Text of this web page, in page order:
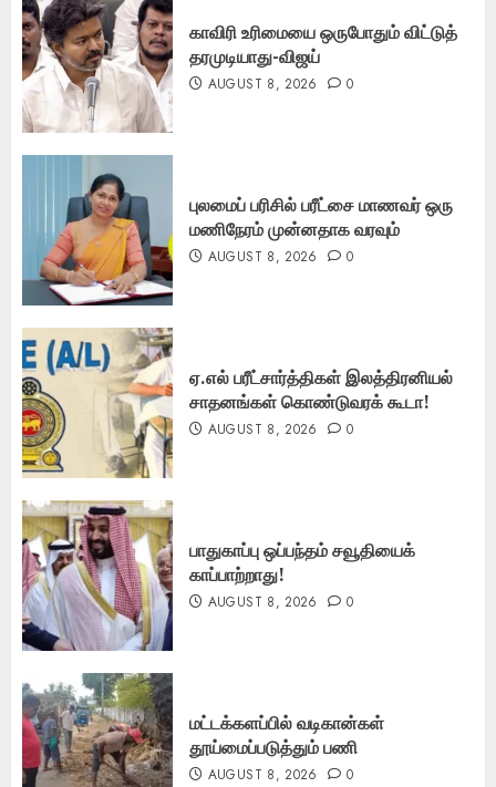
காவிரி உரிமையை ஒருபோதும் விட்டுத்
தரமுடியாது-விஜய்
AUGUST 8, 2026 0
புலமைப் பரிசில் பரீட்சை மாணவர் ஒரு
மணிநேரம் முன்னதாக வரவும்
AUGUST 8, 2026 0
ஏ.எல் பரீட்சார்த்திகள் இலத்திரனியல்
சாதனங்கள் கொண்டுவரக் கூடா!
AUGUST 8, 2026 0
பாதுகாப்பு ஒப்பந்தம் சவூதியைக்
காப்பாற்றாது!
AUGUST 8, 2026 0
மட்டக்களப்பில் வடிகான்கள்
தூய்மைப்படுத்தும் பணி
AUGUST 8, 2026 0